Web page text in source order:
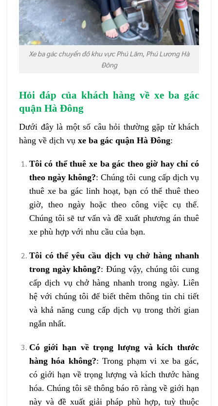
Xe ba gác chuyển đồ khu vực Phú Lãm, Phú Lương Hà
Đông
Hỏi đáp của khách hàng về xe ba gác
quận Hà Đông
Dưới đây là một số câu hỏi thường gặp từ khách
hàng về dịch vụ xe ba gác quận Hà Đông:
Tôi có thể thuê xe ba gác theo giờ hay chỉ có
theo ngày không?: Chúng tôi cung cấp dịch vụ
thuê xe ba gác linh hoạt, bạn có thể thuê theo
giờ, theo ngày hoặc theo công việc cụ thể.
Chúng tôi sẽ tư vấn và đề xuất phương án thuê
xe phù hợp với nhu cầu của bạn.
Tôi có thể yêu cầu dịch vụ chở hàng nhanh
trong ngày không?: Đúng vậy, chúng tôi cung
cấp dịch vụ chở hàng nhanh trong ngày. Liên
hệ với chúng tôi để biết thêm thông tin chi tiết
và khả năng cung cấp dịch vụ trong thời gian
ngắn nhất.
Có giới hạn về trọng lượng và kích thước
hàng hóa không?: Trong phạm vi xe ba gác,
có giới hạn về trọng lượng và kích thước hàng
hóa. Chúng tôi sẽ thông báo rõ ràng về giới hạn
này và đề xuất giải pháp phù hợp, tuỳ thuộc